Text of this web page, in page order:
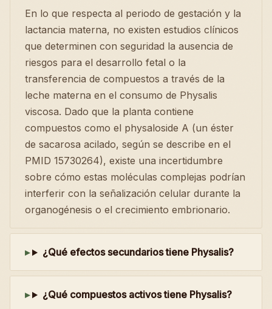
En lo que respecta al periodo de gestación y la
lactancia materna, no existen estudios clínicos
que determinen con seguridad la ausencia de
riesgos para el desarrollo fetal o la
transferencia de compuestos a través de la
leche materna en el consumo de Physalis
viscosa. Dado que la planta contiene
compuestos como el physaloside A (un éster
de sacarosa acilado, según se describe en el
PMID 15730264), existe una incertidumbre
sobre cómo estas moléculas complejas podrían
interferir con la señalización celular durante la
organogénesis o el crecimiento embrionario.
¿Qué efectos secundarios tiene Physalis?
¿Qué compuestos activos tiene Physalis?